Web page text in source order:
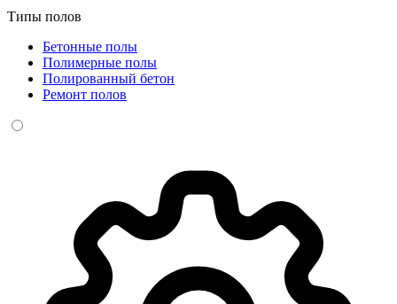
Типы полов
Бетонные полы
Полимерные полы
Полированный бетон
Ремонт полов